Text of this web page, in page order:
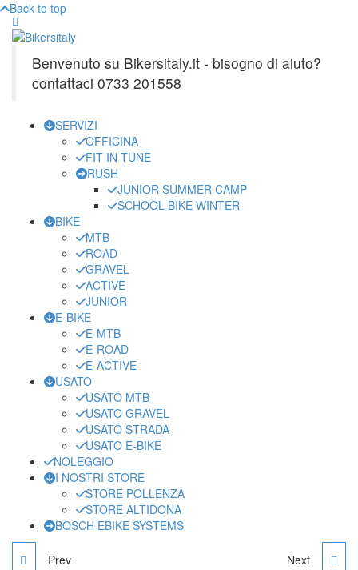
Back to top
Benvenuto su Bikersitaly.it - bisogno di aiuto?
contattaci 0733 201558
SERVIZI
OFFICINA
FIT IN TUNE
RUSH
JUNIOR SUMMER CAMP
SCHOOL BIKE WINTER
BIKE
MTB
ROAD
GRAVEL
ACTIVE
JUNIOR
E-BIKE
E-MTB
E-ROAD
E-ACTIVE
USATO
USATO MTB
USATO GRAVEL
USATO STRADA
USATO E-BIKE
NOLEGGIO
I NOSTRI STORE
STORE POLLENZA
STORE ALTIDONA
BOSCH EBIKE SYSTEMS
Prev ORBEA TERRA H30 1X
Next